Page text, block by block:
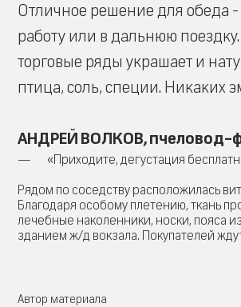
Отличное решение для обеда -
работу или в дальнюю
торговые ряды украшает и
птица, соль, специи. Никаких
АНДРЕЙ ВОЛКОВ, пчеловод-
«Приходите, дегустация
Рядом по соседству расположилась
Благодаря особому плетению, ткань
лечебные наколенники, носки, пояса
зданием ж/д вокзала. Покупателей
Автор материала